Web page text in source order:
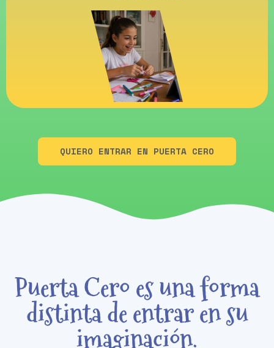
QUIERO ENTRAR EN PUERTA CERO
Puerta Cero es una forma
distinta de entrar en su
imaginación.